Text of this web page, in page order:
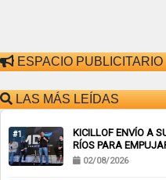
ESPACIO PUBLICITARIO
LAS MÁS LEÍDAS
#1
KICILLOF ENVÍO A
RÍOS PARA
02/08/2026